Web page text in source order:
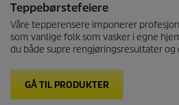
Teppebørstefeiere
Våre tepperensere imponerer
som vanlige folk som vasker i egne
du både supre rengjøringsresultater
GÅ TIL PRODUKTER